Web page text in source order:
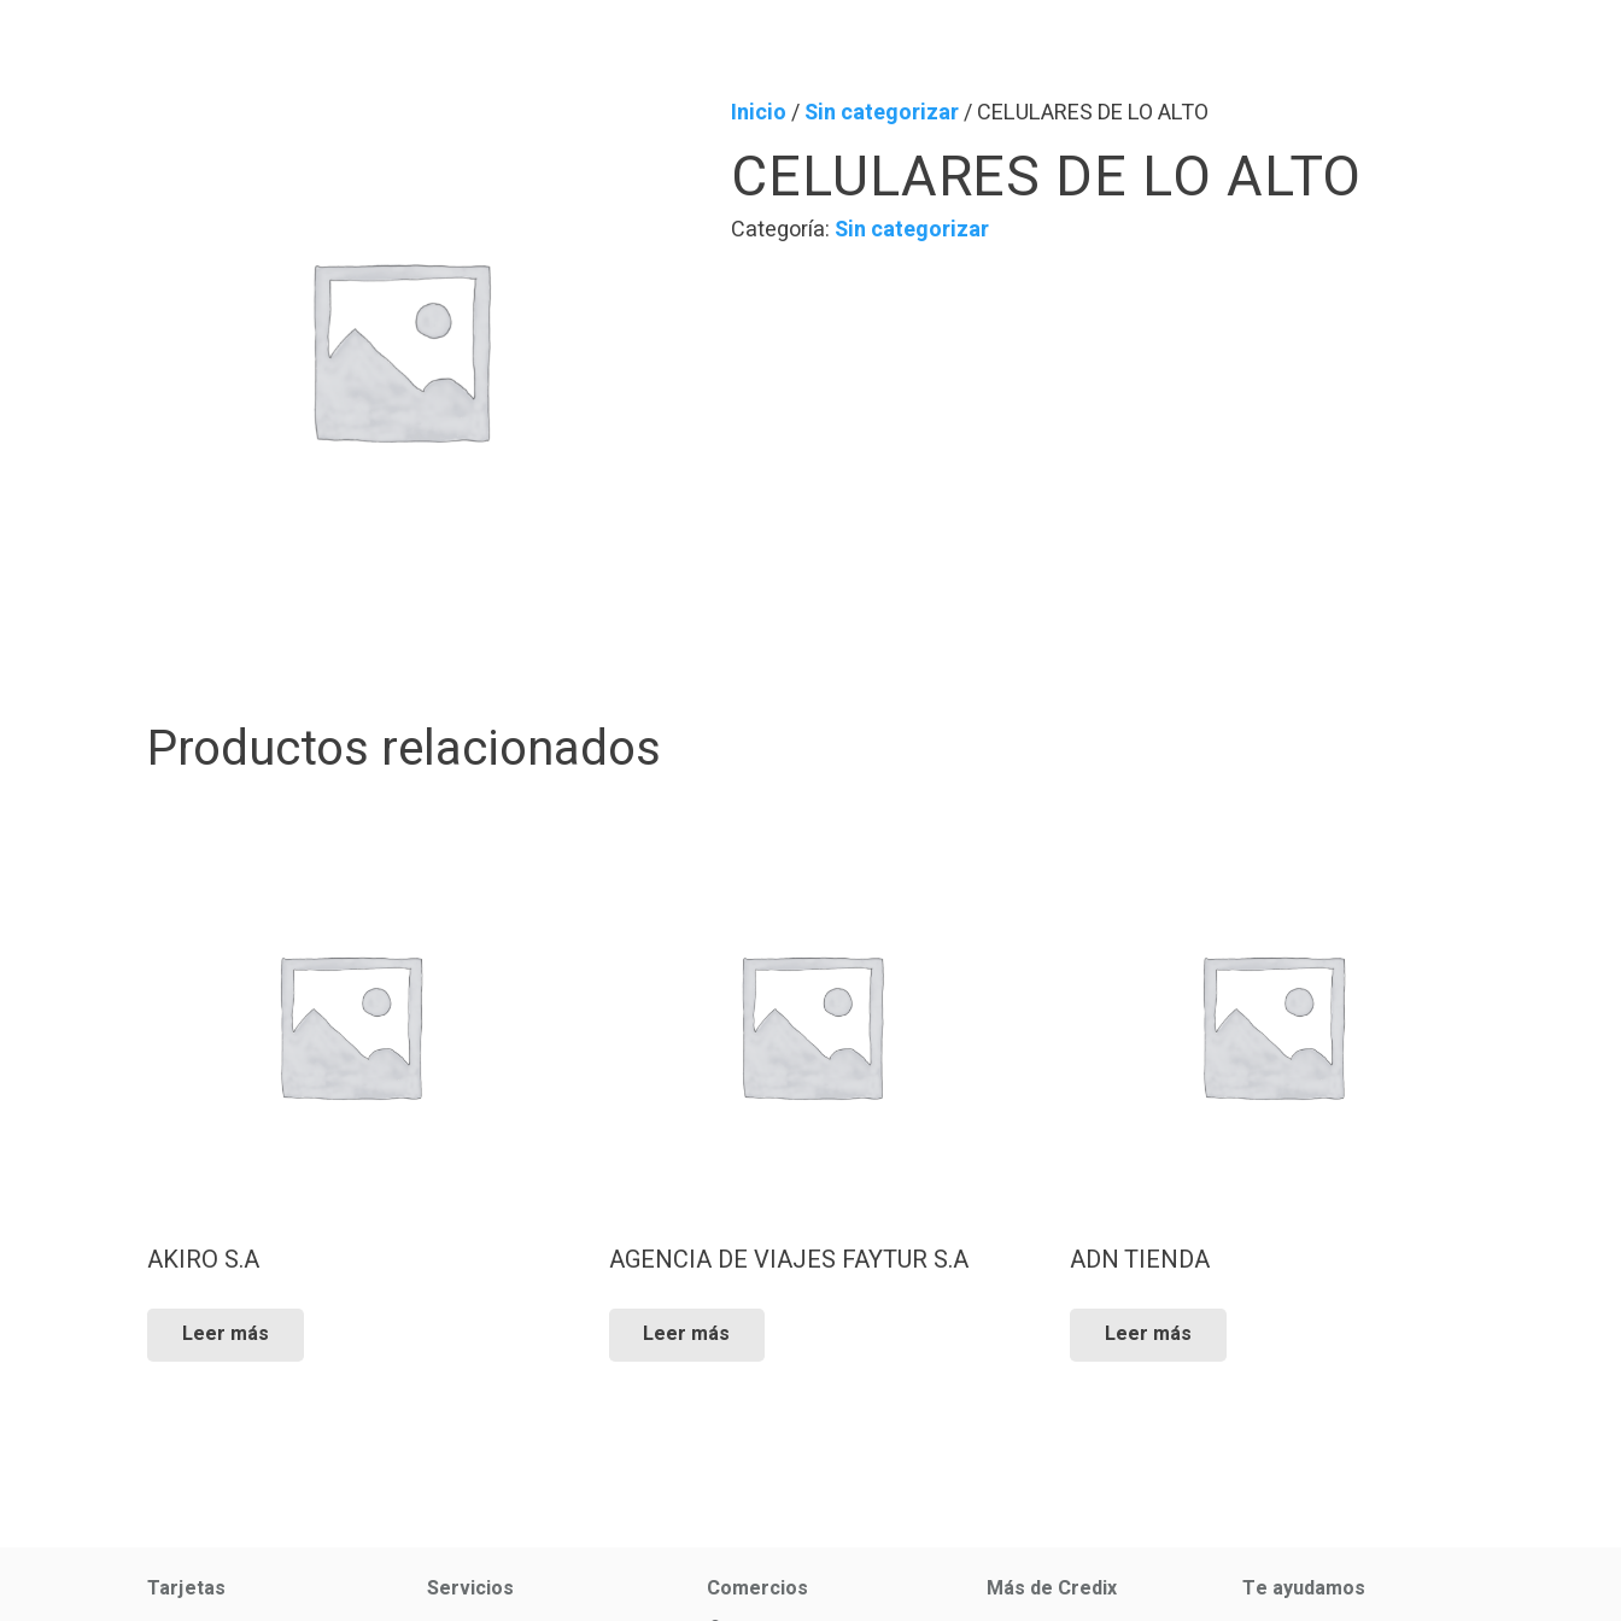
Inicio/Sin categorizar/ CELULARES DE LO ALTO
CELULARES DE LO ALTO
Categoría: Sin categorizar
Productos relacionados
AKIRO S.A
Leer más
AGENCIA DE VIAJES FAYTUR S.A
Leer más
ADN TIENDA
Leer más
Tarjetas
Servicios
Comercios
Más de Credix
Te ayudamos